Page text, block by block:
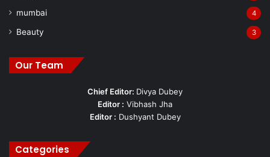
mumbai 4
Beauty 3
Our Team
Chief Editor: Divya Dubey
Editor : Vibhash Jha
Editor : Dushyant Dubey
Categories